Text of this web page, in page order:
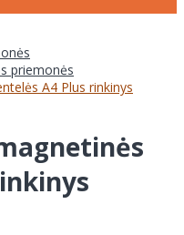
priemonės
A4 Plus rinkinys